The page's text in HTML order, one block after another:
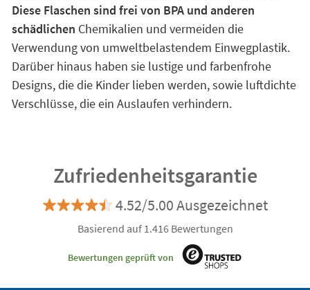
Diese Flaschen sind frei von BPA und anderen
schädlichen Chemikalien und vermeiden die
Verwendung von umweltbelastendem Einwegplastik.
Darüber hinaus haben sie lustige und farbenfrohe
Designs, die die Kinder lieben werden, sowie luftdichte
Verschlüsse, die ein Auslaufen verhindern.
Zufriedenheitsgarantie
4.52/5.00 Ausgezeichnet
Basierend auf 1.416 Bewertungen
Bewertungen geprüft von